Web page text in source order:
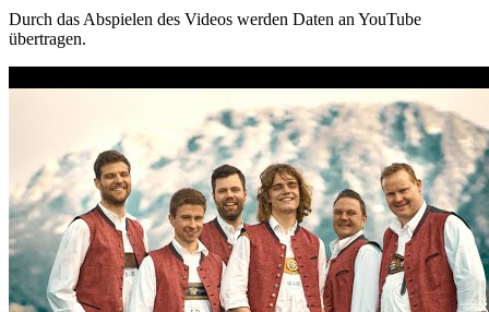
Durch das Abspielen des Videos werden Daten an YouTube
übertragen.